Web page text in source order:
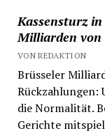
Kassensturz
Milliarden von
VON REDAKTION
Brüsseler
die Normalität.
Gerichte